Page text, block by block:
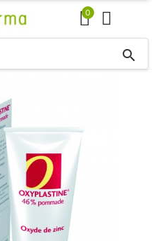
0
search